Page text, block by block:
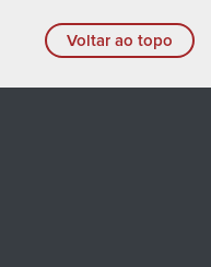
Voltar ao topo